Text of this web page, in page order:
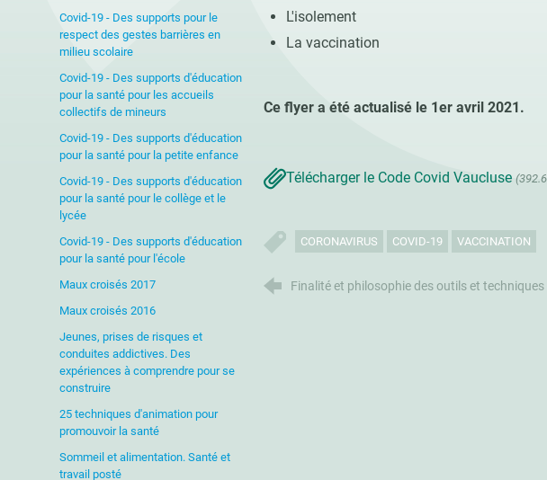
Covid-19 - Des supports pour le
respect des gestes barrières en
milieu scolaire
Covid-19 - Des supports d'éducation
pour la santé pour les accueils
collectifs de mineurs
Covid-19 - Des supports d'éducation
pour la santé pour la petite enfance
Covid-19 - Des supports d'éducation
pour la santé pour le collège et le
lycée
Covid-19 - Des supports d'éducation
pour la santé pour l'école
Maux croisés 2017
Maux croisés 2016
Jeunes, prises de risques et
conduites addictives. Des
expériences à comprendre pour se
construire
25 techniques d'animation pour
promouvoir la santé
Sommeil et alimentation. Santé et
travail posté
L'isolement
La vaccination
Ce flyer a été actualisé le 1er avril 2021.
Télécharger le Code Covid Vaucluse
CORONAVIRUS COVID-19 VACCINATION
Finalité et philosophie des outils et